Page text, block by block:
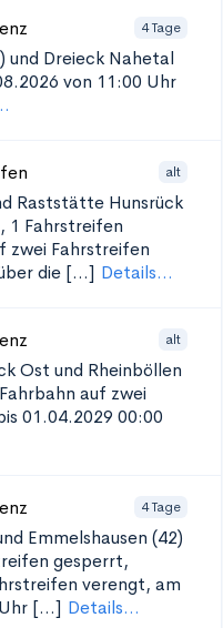
4 Tage
und Dreieck Nahetal
von 11:00 Uhr
alt
Raststätte Hunsrück
1 Fahrstreifen
zwei Fahrstreifen
die [...] Details...
alt
Ost und Rheinböllen
auf zwei
01.04.2029 00:00
4 Tage
Emmelshausen (42)
gesperrt,
verengt, am
[...] Details...